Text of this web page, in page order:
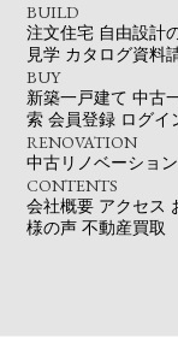
BUILD
注文住宅 自由設計
見学 カタログ資料
BUY
新築一戸建て 中古
索 会員登録 ログイ
RENOVATION
中古リノベーション
CONTENTS
会社概要 アクセス
様の声 不動産買取